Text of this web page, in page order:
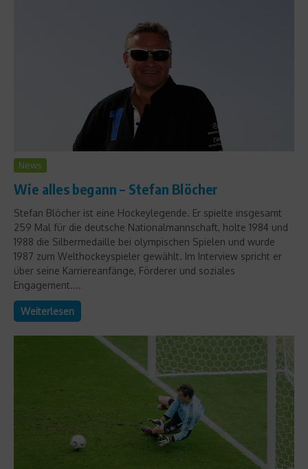
News
Wie alles begann – Stefan Blöcher
Stefan Blöcher ist eine Hockeylegende. Er spielte insgesamt
259 Mal für die deutsche Nationalmannschaft, holte 1984 und
1988 die Silbermedaille bei olympischen Spielen und wurde
1987 zum Welthockeyspieler gewählt. Im Interview spricht er
über seine Karriereanfänge, Förderer und soziales
Engagement....
Weiterlesen